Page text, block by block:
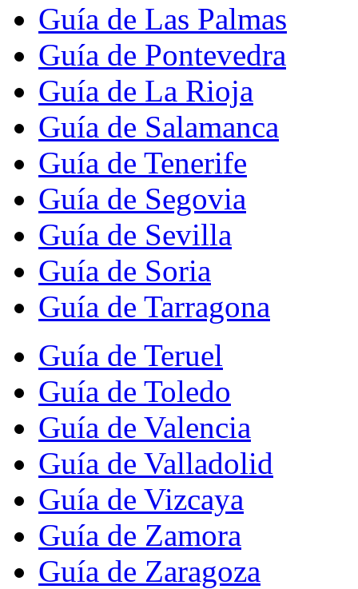
Guía de Las Palmas
Guía de Pontevedra
Guía de La Rioja
Guía de Salamanca
Guía de Tenerife
Guía de Segovia
Guía de Sevilla
Guía de Soria
Guía de Tarragona
Guía de Teruel
Guía de Toledo
Guía de Valencia
Guía de Valladolid
Guía de Vizcaya
Guía de Zamora
Guía de Zaragoza